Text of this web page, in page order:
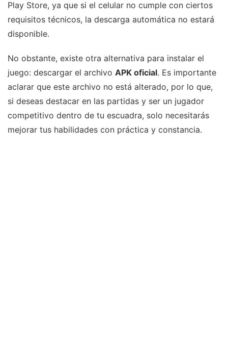
Play Store, ya que si el celular no cumple con ciertos
requisitos técnicos, la descarga automática no estará
disponible.
No obstante, existe otra alternativa para instalar el
juego: descargar el archivo APK oficial. Es importante
aclarar que este archivo no está alterado, por lo que,
si deseas destacar en las partidas y ser un jugador
competitivo dentro de tu escuadra, solo necesitarás
mejorar tus habilidades con práctica y constancia.